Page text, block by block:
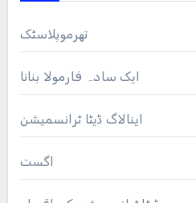
تھرموپلاسٹک
ایک سادہ فارمولا بنانا
اینالاگ ڈیٹا ٹرانسمیشن
اگست